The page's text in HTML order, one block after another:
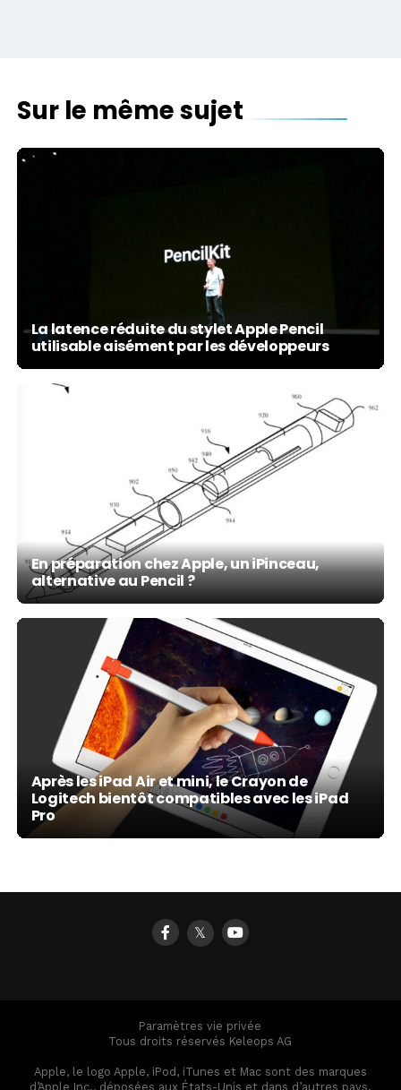
Sur le même sujet
La latence réduite du stylet Apple Pencil
utilisable aisément par les développeurs
En préparation chez Apple, un iPinceau,
alternative au Pencil ?
Après les iPad Air et mini, le Crayon de
Logitech bientôt compatibles avec les iPad
Pro
𝕏
Paramètres vie privée
Tous droits réservés Keleops AG
Apple, le logo Apple, iPod, iTunes et Mac sont des marques
d’Apple Inc., déposées aux États-Unis et dans d’autres pays.